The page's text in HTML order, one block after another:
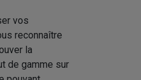
vos
reconnaître
la
de gamme sur